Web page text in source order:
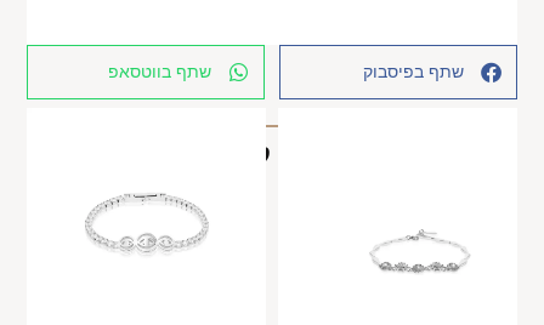
שתף בפיסבוק שתף בווטסאפ
מוצרים קשורים